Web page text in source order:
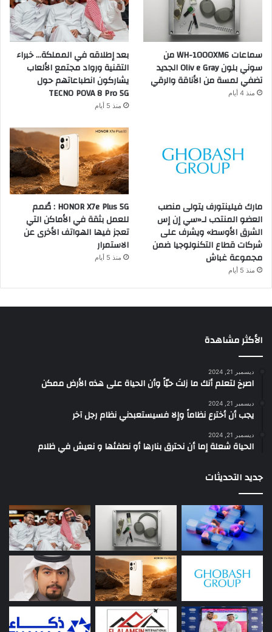
سماعات WH-1000XM6 من
سوني بلون Oliv e Gray الجديد
تضفي لمسة من الأناقة والرقي
منذ 4 أيام
بعد إطلاقه في المملكة… خبراء
التقنية ورواد مجتمع الألعاب
يشاركون انطباعاتهم حول
TECNO POVA 8 Pro 5G
منذ 5 أيام
مارك فيلينتورف يتولى منصب
العضو المنتدب لـ«سي إن إس
الشرق الأوسط» ويشرف على
شركات قطاع التكنولوجيا ضمن
مجموعة غباش
منذ 5 أيام
HONOR X7e Plus 5G : صُمم
للعمل بثقة في الأماكن التي
تعجز فيها الهواتف الأخرى عن
الاستمرار
منذ 5 أيام
الأكثر مشاهدة
ديسمبر 21, 2024
‫اصرخ لتعلم أنك ما زلتَ حيّاً وأن الحياة على هذه الأرض ممكن
ديسمبر 21, 2024
يجب أن أخترع نظاماً وإلا فسيستعبدني نظام رجل آخر
ديسمبر 21, 2024
الحياة شعلة إما أن نحترق بنارها أو نطفئها و نعيش في ظلام
جديد التحديثات